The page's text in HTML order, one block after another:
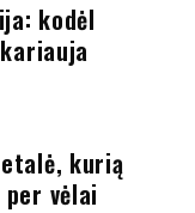
kodėl
kurią
vėlai